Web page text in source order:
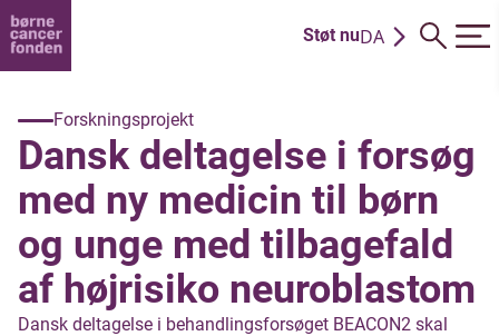
Støt nuDA
Forskningsprojekt
Dansk deltagelse i forsøg
med ny medicin til børn
og unge med tilbagefald
af højrisiko neuroblastom
Dansk deltagelse i behandlingsforsøget BEACON2 skal